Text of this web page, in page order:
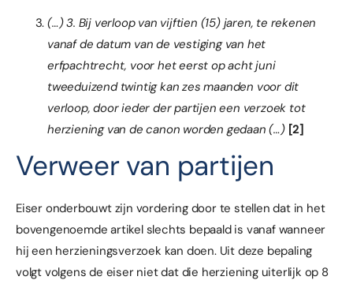
(…) 3. Bij verloop van vijftien (15) jaren, te rekenen
vanaf de datum van de vestiging van het
erfpachtrecht, voor het eerst op acht juni
tweeduizend twintig kan zes maanden voor dit
verloop, door ieder der partijen een verzoek tot
herziening van de canon worden gedaan (…) [2]
Verweer van partijen
Eiser onderbouwt zijn vordering door te stellen dat in het
bovengenoemde artikel slechts bepaald is vanaf wanneer
hij een herzieningsverzoek kan doen. Uit deze bepaling
volgt volgens de eiser niet dat die herziening uiterlijk op 8